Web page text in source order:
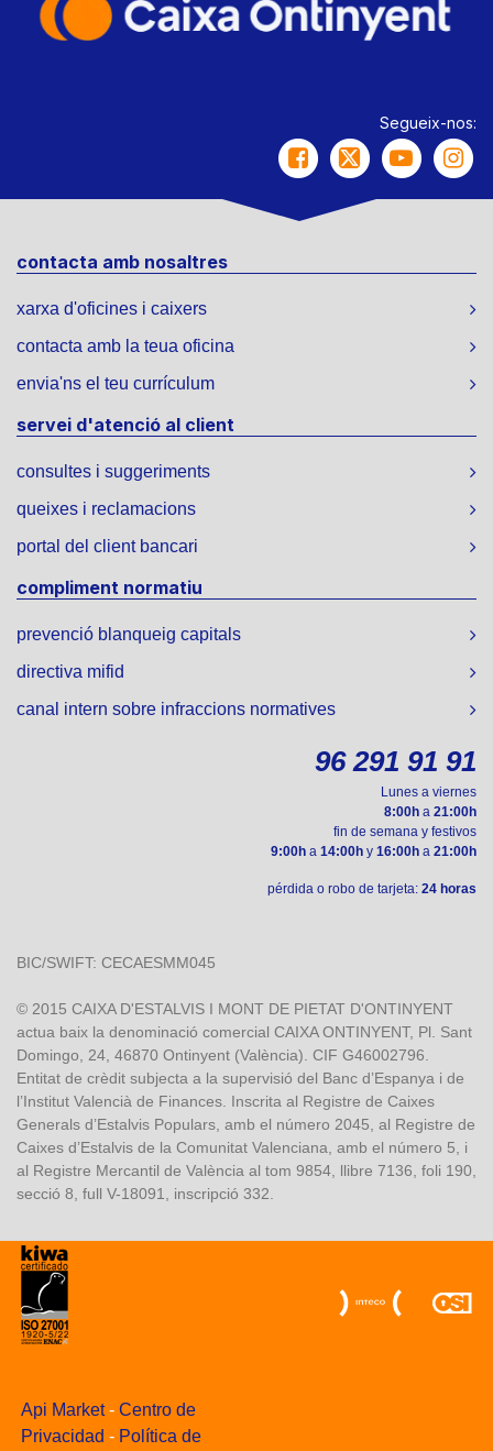
Segueix-nos:
contacta amb nosaltres
xarxa d'oficines i caixers
contacta amb la teua oficina
envia'ns el teu currículum
servei d'atenció al client
consultes i suggeriments
queixes i reclamacions
portal del client bancari
compliment normatiu
prevenció blanqueig capitals
directiva mifid
canal intern sobre infraccions normatives
96 291 91 91
Lunes a viernes
8:00h a 21:00h
fin de semana y festivos
9:00h a 14:00h y 16:00h a 21:00h
pérdida o robo de tarjeta: 24 horas
BIC/SWIFT: CECAESMM045
© 2015 CAIXA D'ESTALVIS I MONT DE PIETAT D'ONTINYENT
actua baix la denominació comercial CAIXA ONTINYENT, Pl. Sant
Domingo, 24, 46870 Ontinyent (València). CIF G46002796.
Entitat de crèdit subjecta a la supervisió del Banc d’Espanya i de
l’Institut Valencià de Finances. Inscrita al Registre de Caixes
Generals d’Estalvis Populars, amb el número 2045, al Registre de
Caixes d’Estalvis de la Comunitat Valenciana, amb el número 5, i
al Registre Mercantil de València al tom 9854, llibre 7136, foli 190,
secció 8, full V-18091, inscripció 332.
Api Market- Centro de
Privacidad - Política de